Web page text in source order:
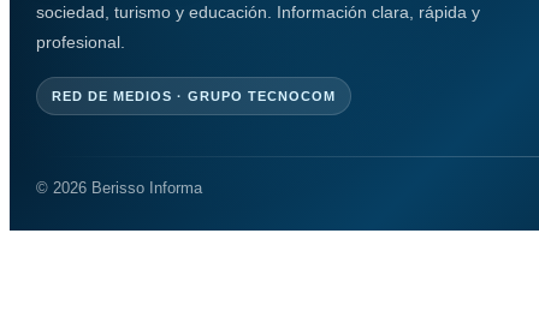
sociedad, turismo y educación. Información clara, rápida y
profesional.
RED DE MEDIOS · GRUPO TECNOCOM
© 2026 Berisso Informa